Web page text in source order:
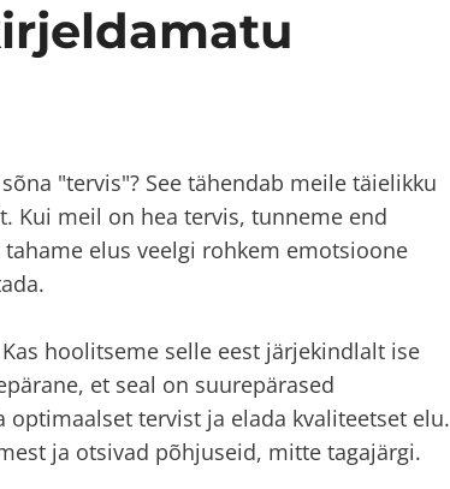
"tervis"? See tähendab meile täielikku
Kui meil on hea tervis, tunneme end
elus veelgi rohkem emotsioone
hoolitseme selle eest järjekindlalt ise
et seal on suurepärased
tervist ja elada kvaliteetset elu.
ja otsivad põhjuseid, mitte tagajärgi.